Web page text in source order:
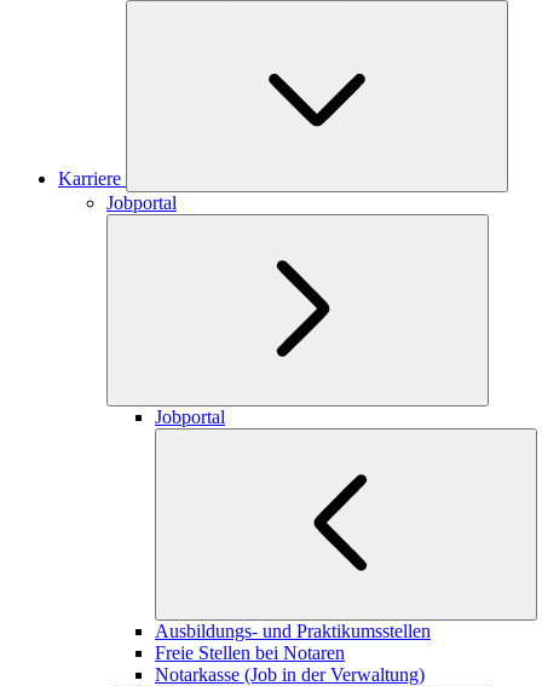
Karriere
Jobportal
Jobportal
Ausbildungs- und Praktikumsstellen
Freie Stellen bei Notaren
Notarkasse (Job in der Verwaltung)